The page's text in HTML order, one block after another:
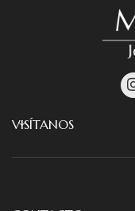
VISÍTANOS